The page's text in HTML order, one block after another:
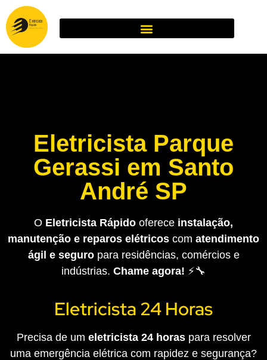
Eletricista Parque
Gerassi em Santo
André SP
O Eletricista Rápido oferece instalação,
manutenção e reparos elétricos com atendimento
ágil e seguropara residências, comércios e
indústrias. Chame agora! ⚡🔧
Eletricista 24 Horas
Precisa de um eletricista 24 horaspara resolver
uma emergência elétrica com rapidez e segurança?